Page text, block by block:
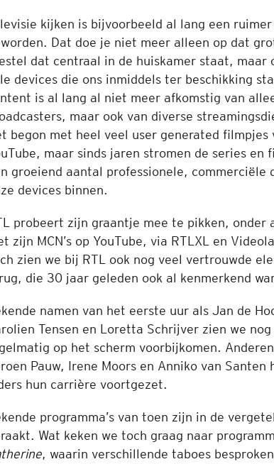
kijken is bijvoorbeeld al lang een
Dat doe je niet meer alleen op dat
dat centraal in de huiskamer staat, maar
devices die ons inmiddels ter beschikking
is al lang al niet meer afkomstig van
maar ook van diverse
begon met heel veel user generated filmpjes
maar sinds jaren stromen de series en
groeiend aantal professionele, commerciële
devices binnen.
probeert zijn graantje mee te pikken, onder
zijn MCN’s op YouTube, via RTLXL en
zien we bij RTL ook nog veel vertrouwde
die 30 jaar geleden ook al kenmerkend
namen van het eerste uur als Jan de
Tensen en Loretta Schrijver zien we nog
op het scherm voorbijkomen.
Pauw, Irene Moors en Anniko van Santen
hun carrière voortgezet.
programma’s van toen zijn in de
Wat keken we toch graag naar
, waarin verschillende taboes besproken